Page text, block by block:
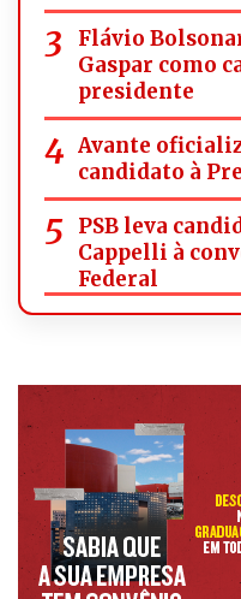
Flávio
Gaspar como
presidente
Avante
candidato à
PSB leva
Cappelli à
Federal